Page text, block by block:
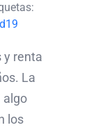
y renta
La
algo
los